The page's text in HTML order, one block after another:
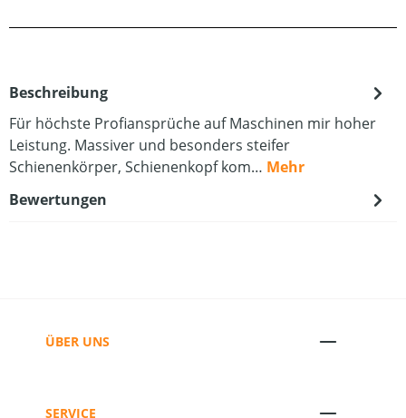
Beschreibung
Für höchste Profiansprüche auf Maschinen mir hoher
Leistung. Massiver und besonders steifer
Schienenkörper, Schienenkopf kom… Mehr
Bewertungen
ÜBER UNS
SERVICE